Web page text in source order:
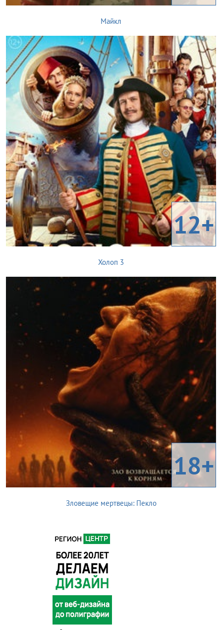
Майкл
12+
Холоп 3
18+
Зловещие мертвецы: Пекло